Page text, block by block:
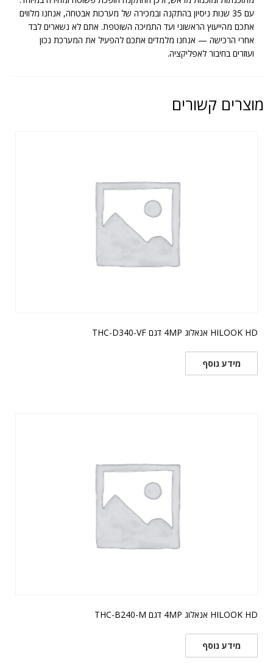
עם 35 שנות ניסיון בהתקנה ובמכירה של מערכות אבטחה, אנחנו מלווים
אתכם מהייעוץ הראשוני ועד התמיכה השוטפת. אתם לא נשארים לבד
אחרי הרכישה — אנחנו מלמדים אתכם להפעיל את המערכת נכון
ועוזרים בחיבור לאפליקציה.
מוצרים קשורים
HILOOK HD אנאלוג 4MP דגם THC-D340-VF
מידע נוסף
HILOOK HD אנאלוג 4MP דגם THC-B240-M
מידע נוסף